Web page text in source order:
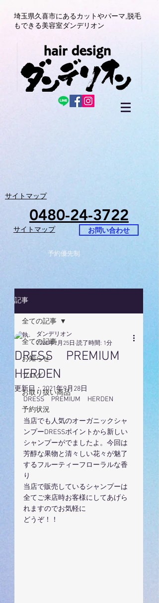
埼玉県久喜市にあるカットやパーマ, 脱毛
もできる美容室ダンデリオン
サイトマップ
0480-24-3722
サイトマップ お問い合わせ
予約優先制
記事
全ての記事
お知らせ
ブログ
お取り扱い商品
予約状況
全ての記事
DRESS PREMIUM
HERDEN
ダンデリオン
2020年2月25日 読了時間: 1分
更新日：2021年9月28日
DRESS　PREMIUM　HERDEN
当店でも人気のオーガニックシャ
ンプーDRESSポイントから新しい
シャンプーがでましたよ。今回は
芳醇な果物と清々しい花々が魅了
するフルーティーフローラルな香
り
当店で販売しているシャンプーは
全てご来店時お客様にしてあげら
れますのでお気軽に
どうぞ！！